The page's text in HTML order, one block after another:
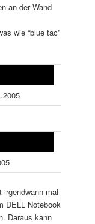
an der Wand
wie “blue tac”
mal
DELL Notebook
Daraus kann